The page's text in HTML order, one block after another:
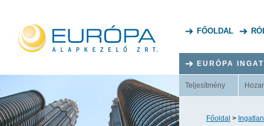
FŐOLDAL
EURÓPA
Teljesítmény
Főoldal >